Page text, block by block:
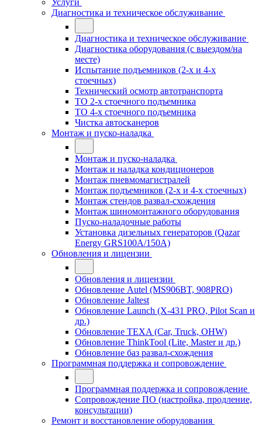
Услуги
Диагностика и техническое обслуживание
Диагностика и техническое обслуживание
Диагностика оборудования (с выездом/на
месте)
Испытание подъемников (2-х и 4-х
стоечных)
Технический осмотр автотранспорта
ТО 2-х стоечного подъемника
ТО 4-х стоечного подъемника
Чистка автосканеров
Монтаж и пуско-наладка
Монтаж и пуско-наладка
Монтаж и наладка кондиционеров
Монтаж пневмомагистралей
Монтаж подъемников (2-х и 4-х стоечных)
Монтаж стендов развал-схождения
Монтаж шиномонтажного оборудования
Пуско-наладочные работы
Установка дизельных генераторов (Qazar
Energy GRS100A/150A)
Обновления и лицензии
Обновления и лицензии
Обновление Autel (MS906BT, 908PRO)
Обновление Jaltest
Обновление Launch (X-431 PRO, Pilot Scan и
др.)
Обновление TEXA (Car, Truck, OHW)
Обновление ThinkTool (Lite, Master и др.)
Обновление баз развал-схождения
Программная поддержка и сопровождение
Программная поддержка и сопровождение
Сопровождение ПО (настройка, продление,
консультации)
Ремонт и восстановление оборудования